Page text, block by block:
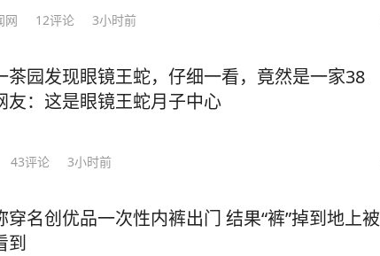
网 12评论 3小时前
茶园发现眼镜王蛇，仔细一看，竟然是一家38
友：这是眼镜王蛇月子中心
43评论 3小时前
穿名创优品一次性内裤出门 结果“裤”掉到地上被
到